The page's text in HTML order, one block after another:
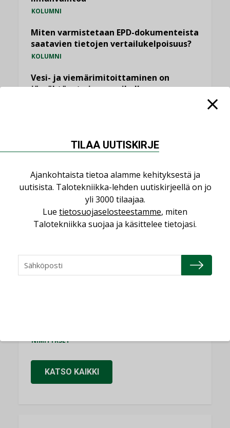
KOLUMNI
Miten varmistetaan EPD-dokumenteista
saatavien tietojen vertailukelpoisuus?
KOLUMNI
Vesi- ja viemärimitoittaminen on
jämähtänyt ajassa paikalleen
NIMITYKSET
Consti
Refair
NIMITYKSET
NIMITYKSET
KATSO KAIKKI
TILAA UUTISKIRJE
Ajankohtaista tietoa alamme kehityksestä ja
uutisista. Talotekniikka-lehden uutiskirjeellä on jo
yli 3000 tilaajaa.
Lue tietosuojaselosteestamme, miten
Talotekniikka suojaa ja käsittelee tietojasi.